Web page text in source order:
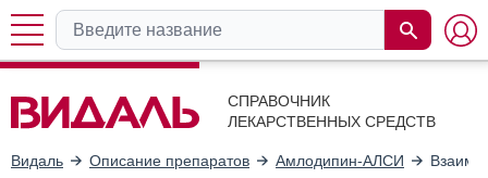
СПРАВОЧНИК
ЛЕКАРСТВЕННЫХ СРЕДСТВ
Видаль Описание препаратов Амлодипин-АЛСИ